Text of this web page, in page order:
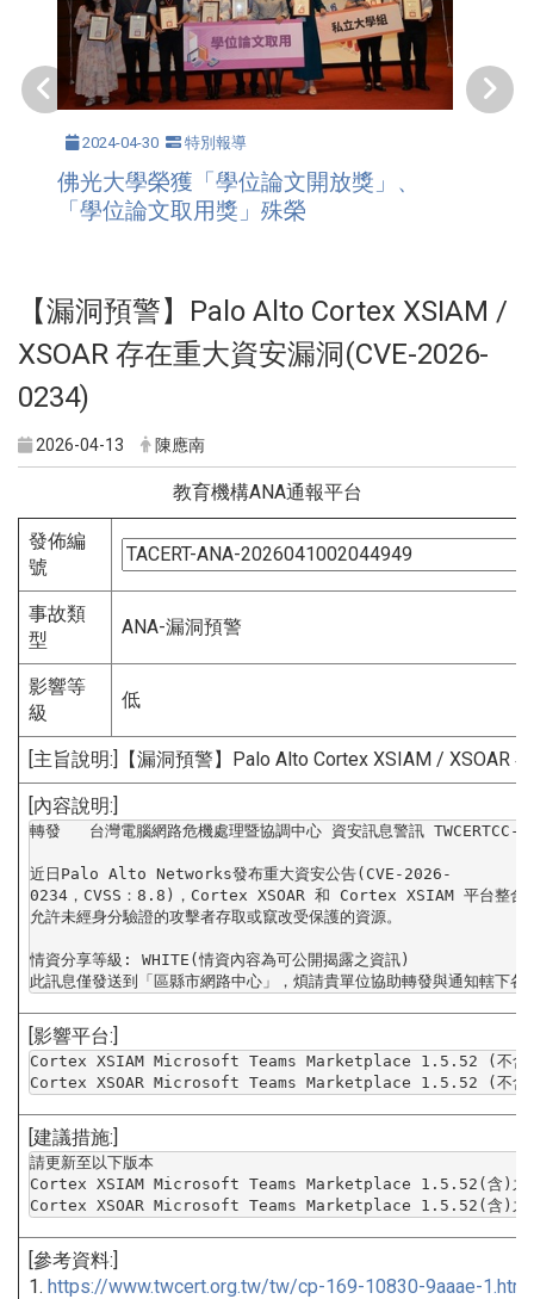
2024-04-30 特別報導
佛光大學榮獲「學位論文開放獎」、
「學位論文取用獎」殊榮
【漏洞預警】Palo Alto Cortex XSIAM /
XSOAR 存在重大資安漏洞(CVE-2026-
0234)
2026-04-13 陳應南
教育機構ANA通報平台
發佈編
號
事故類
型
ANA-漏洞預警
影響等
級
低
[主旨說明:]【漏洞預警】Palo Alto Cortex XSIAM / XSOAR
[內容說明:]
轉發   台灣電腦網路危機處理暨協調中心 資安訊息警訊
近日Palo Alto Networks發布重大資安公告(CVE-2026-
0234，CVSS：8.8)，Cortex XSOAR 和 Cortex XSIAM 平台整
允許未經身分驗證的攻擊者存取或竄改受保護的資源。
情資分享等級: WHITE(情資內容為可公開揭露之資訊)
此訊息僅發送到「區縣市網路中心」， 煩請貴單位協助轉發與通知轄下各
[影響平台:]
Cortex XSIAM Microsoft Teams Marketplace 1.5.52 (不含)
Cortex XSOAR Microsoft Teams Marketplace 1.5.52 (不含)
[建議措施:]
請更新至以下版本
Cortex XSIAM Microsoft Teams Marketplace 1.5.52(含)之
Cortex XSOAR Microsoft Teams Marketplace 1.5.52(含)之
[參考資料:]
1. https://www.twcert.org.tw/tw/cp-169-10830-9aaae-1.html